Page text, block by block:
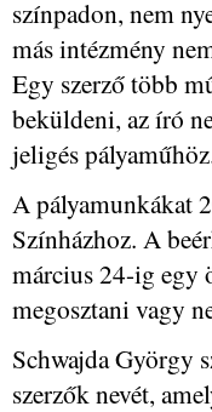
színpadon, nem
más intézmény
Egy szerző több
beküldeni, az író
jeligés
A pályamunkákat
Színházhoz. A
március 24-ig egy
megosztani vagy
Schwajda György
szerzők nevét,